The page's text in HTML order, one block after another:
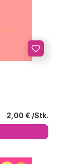
Regulärer
2,00 €